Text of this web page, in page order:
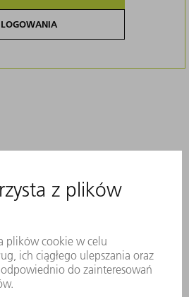
Opis
laserowe zawiera
informacje o narzędziu. Za
można
każde